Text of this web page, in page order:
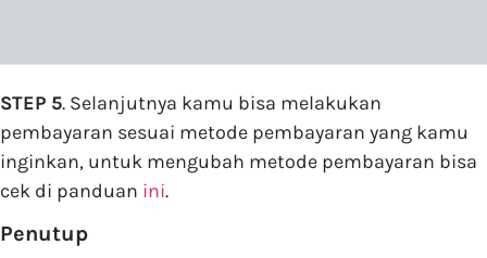
STEP 5. Selanjutnya kamu bisa melakukan
pembayaran sesuai metode pembayaran yang kamu
inginkan, untuk mengubah metode pembayaran bisa
cek di panduan ini.
Penutup